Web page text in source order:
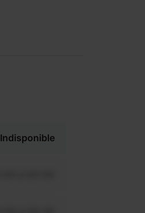
Indisponible